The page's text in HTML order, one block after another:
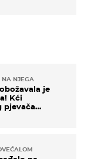
NA NJEGA
je
Kći
pjevača